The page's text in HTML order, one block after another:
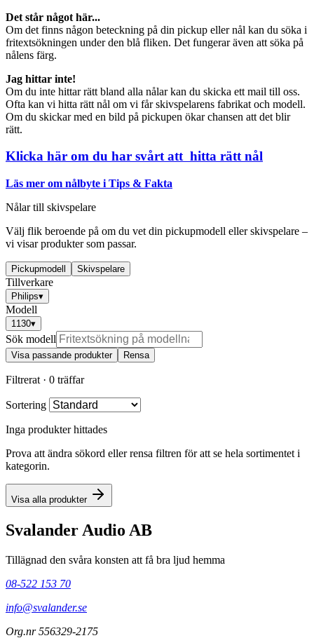
Det står något här...
Om det finns någon beteckning på din pickup eller nål kan du söka i
fritextsökningen under den blå fliken. Det fungerar även att söka på
nålens färg.
Jag hittar inte!
Om du inte hittar rätt bland alla nålar kan du skicka ett mail till oss.
Ofta kan vi hitta rätt nål om vi får skivspelarens fabrikat och modell.
Om du skickar med en bild på pickupen ökar chansen att det blir
rätt.
Klicka här om du har svårt att hitta rätt nål
Läs mer om nålbyte i Tips & Fakta
Nålar till skivspelare
Välj flik beroende på om du vet din pickupmodell eller skivspelare –
vi visar produkter som passar.
Pickupmodell Skivspelare
Tillverkare
Philips▾
Modell
1130▾
Sök modell
Visa passande produkter Rensa
Filtrerat · 0 träffar
Sortering
Inga produkter hittades
Prova att ändra sökord eller rensa filtren för att se hela sortimentet i
kategorin.
Visa alla produkter
Svalander Audio AB
Tillägnad den svåra konsten att få bra ljud hemma
08-522 153 70
info@svalander.se
Org.nr 556329-2175